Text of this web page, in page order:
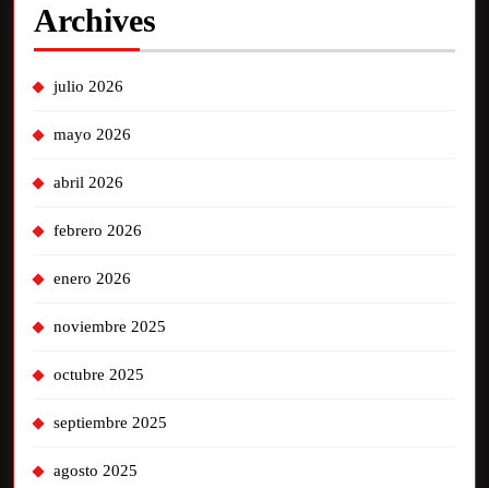
Archives
julio 2026
mayo 2026
abril 2026
febrero 2026
enero 2026
noviembre 2025
octubre 2025
septiembre 2025
agosto 2025